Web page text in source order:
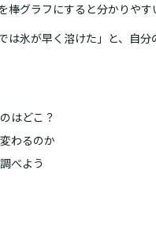
棒グラフにすると分かりやす
は氷が早く溶けた」と、自分
はどこ？
わるのか
べよう